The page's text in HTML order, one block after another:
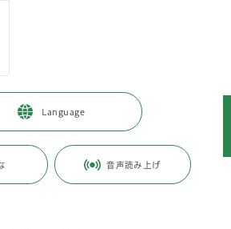
Language
音声読み上げ
ーツ・文化 > 文化・芸術
ざせ！さいたま考古マスター！ >
更新日付：2021年12月10日 / ページ番号：C071708